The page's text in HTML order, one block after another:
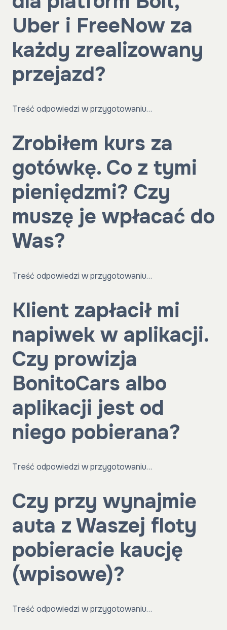
Uber i FreeNow za
każdy zrealizowany
przejazd?
Treść odpowiedzi w przygotowaniu…
Zrobiłem kurs za
gotówkę. Co z tymi
pieniędzmi? Czy
muszę je wpłacać do
Was?
Treść odpowiedzi w przygotowaniu…
Klient zapłacił mi
napiwek w aplikacji.
Czy prowizja
BonitoCars albo
aplikacji jest od
niego pobierana?
Treść odpowiedzi w przygotowaniu…
Czy przy wynajmie
auta z Waszej floty
pobieracie kaucję
(wpisowe)?
Treść odpowiedzi w przygotowaniu…